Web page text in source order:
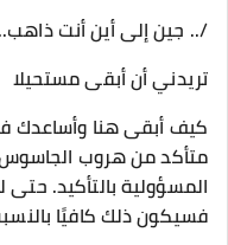
/.. جين إلى أين أنت
تريدني أن أبقى مستحيلا
كيف أبقى هنا وأساعدك
متأكد من هروب
المسؤولية بالتأكيد.
فسيكون ذلك كافيًا